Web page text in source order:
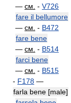
— см. - V726
fare il bellumore
— см. - B472
fare bene
— см. - B514
farci bene
— см. - B515
- F178 —
farla bene [male]